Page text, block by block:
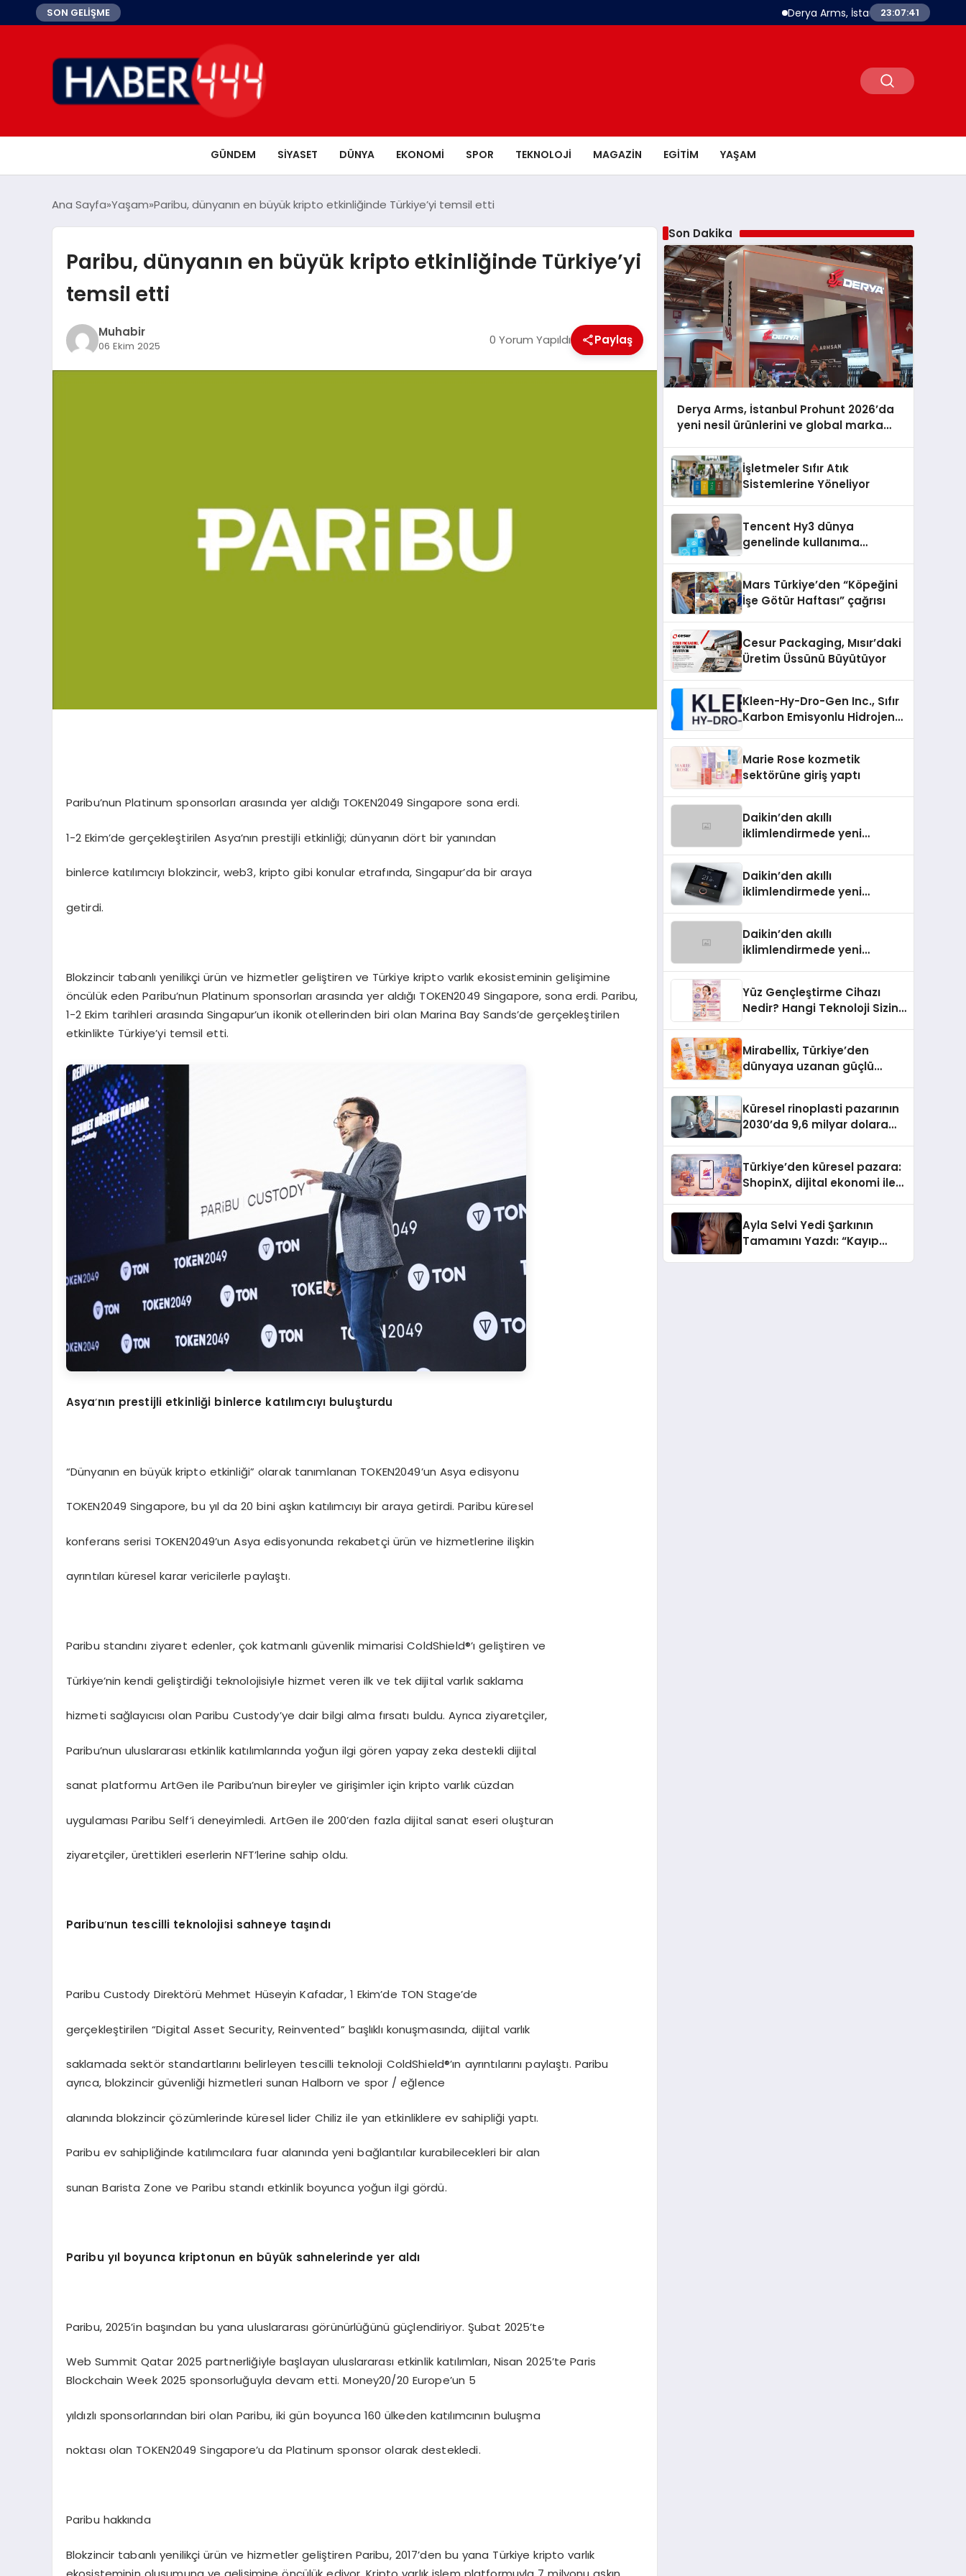
SON GELİŞME Derya Arms, İstanbul Prohunt 2026’da
23:07:42
GÜNDEM SIYASET DÜNYA EKONOMI SPOR TEKNOLOJI MAGAZIN EGITIM YAŞAM
Ana Sayfa Yaşam Paribu, dünyanın en büyük kripto etkinliğinde Türkiye’yi temsil etti
Paribu, dünyanın en büyük kripto etkinliğinde Türkiye’yi
temsil etti
Muhabir
06 Ekim 2025 0 Yorum Yapıldı Paylaş
Paribu’nun Platinum sponsorları arasında yer aldığı TOKEN2049 Singapore sona erdi.
1-2 Ekim’de gerçekleştirilen Asya’nın prestijli etkinliği; dünyanın dört bir yanından
binlerce katılımcıyı blokzincir, web3, kripto gibi konular etrafında, Singapur’da bir araya
getirdi.
Blokzincir tabanlı yenilikçi ürün ve hizmetler geliştiren ve Türkiye kripto varlık ekosisteminin gelişimine
öncülük eden Paribu’nun Platinum sponsorları arasında yer aldığı TOKEN2049 Singapore, sona erdi. Paribu,
1-2 Ekim tarihleri arasında Singapur’un ikonik otellerinden biri olan Marina Bay Sands’de gerçekleştirilen
etkinlikte Türkiye’yi temsil etti.
Asya’nın prestijli etkinliği binlerce katılımcıyı buluşturdu
“Dünyanın en büyük kripto etkinliği” olarak tanımlanan TOKEN2049’un Asya edisyonu
TOKEN2049 Singapore, bu yıl da 20 bini aşkın katılımcıyı bir araya getirdi. Paribu küresel
konferans serisi TOKEN2049’un Asya edisyonunda rekabetçi ürün ve hizmetlerine ilişkin
ayrıntıları küresel karar vericilerle paylaştı.
Paribu standını ziyaret edenler, çok katmanlı güvenlik mimarisi ColdShield®’ı geliştiren ve
Türkiye’nin kendi geliştirdiği teknolojisiyle hizmet veren ilk ve tek dijital varlık saklama
hizmeti sağlayıcısı olan Paribu Custody’ye dair bilgi alma fırsatı buldu. Ayrıca ziyaretçiler,
Paribu’nun uluslararası etkinlik katılımlarında yoğun ilgi gören yapay zeka destekli dijital
sanat platformu ArtGen ile Paribu’nun bireyler ve girişimler için kripto varlık cüzdan
uygulaması Paribu Self’i deneyimledi. ArtGen ile 200’den fazla dijital sanat eseri oluşturan
ziyaretçiler, ürettikleri eserlerin NFT’lerine sahip oldu.
Paribu’nun tescilli teknolojisi sahneye taşındı
Paribu Custody Direktörü Mehmet Hüseyin Kafadar, 1 Ekim’de TON Stage’de
gerçekleştirilen “Digital Asset Security, Reinvented” başlıklı konuşmasında, dijital varlık
saklamada sektör standartlarını belirleyen tescilli teknoloji ColdShield®’ın ayrıntılarını paylaştı. Paribu
ayrıca, blokzincir güvenliği hizmetleri sunan Halborn ve spor / eğlence
alanında blokzincir çözümlerinde küresel lider Chiliz ile yan etkinliklere ev sahipliği yaptı.
Paribu ev sahipliğinde katılımcılara fuar alanında yeni bağlantılar kurabilecekleri bir alan
sunan Barista Zone ve Paribu standı etkinlik boyunca yoğun ilgi gördü.
Paribu yıl boyunca kriptonun en büyük sahnelerinde yer aldı
Paribu, 2025’in başından bu yana uluslararası görünürlüğünü güçlendiriyor. Şubat 2025’te
Web Summit Qatar 2025 partnerliğiyle başlayan uluslararası etkinlik katılımları, Nisan 2025’te Paris
Blockchain Week 2025 sponsorluğuyla devam etti. Money20/20 Europe’un 5
yıldızlı sponsorlarından biri olan Paribu, iki gün boyunca 160 ülkeden katılımcının buluşma
noktası olan TOKEN2049 Singapore’u da Platinum sponsor olarak destekledi.
Paribu hakkında
Blokzincir tabanlı yenilikçi ürün ve hizmetler geliştiren Paribu, 2017’den bu yana Türkiye kripto varlık
Son Dakika
Derya Arms, İstanbul Prohunt 2026’da
yeni nesil ürünlerini ve global marka
İşletmeler Sıfır Atık
Sistemlerine Yöneliyor
Tencent Hy3 dünya
genelinde kullanıma
Mars Türkiye’den “Köpeğini
İşe Götür Haftası” çağrısı
Cesur Packaging, Mısır’daki
Üretim Üssünü Büyütüyor
Kleen-Hy-Dro-Gen Inc., Sıfır
Karbon Emisyonlu Hidrojen
Aldı
Marie Rose kozmetik
sektörüne giriş yaptı
Daikin’den akıllı
iklimlendirmede yeni
Daikin’den akıllı
iklimlendirmede yeni
Daikin’den akıllı
iklimlendirmede yeni
Yüz Gençleştirme Cihazı
Nedir? Hangi Teknoloji Sizin
Mirabellix, Türkiye’den
dünyaya uzanan güçlü
Küresel rinoplasti pazarının
2030’da 9,6 milyar dolara
Türkiye’den küresel pazara:
ShopinX, dijital ekonomi ile
Ayla Selvi Yedi Şarkının
Tamamını Yazdı: “Kayıp